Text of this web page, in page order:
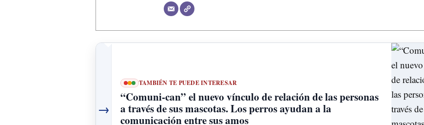
→
TAMBIÉN TE PUEDE INTERESAR
“Comuni-can” el nuevo vínculo de relación de las personas
a través de sus mascotas. Los perros ayudan a la
comunicación entre sus amos